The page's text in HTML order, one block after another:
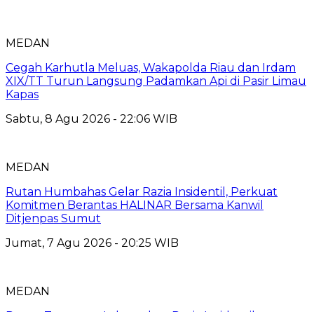
MEDAN
Cegah Karhutla Meluas, Wakapolda Riau dan Irdam
XIX/TT Turun Langsung Padamkan Api di Pasir Limau
Kapas
Sabtu, 8 Agu 2026 - 22:06 WIB
MEDAN
Rutan Humbahas Gelar Razia Insidentil, Perkuat
Komitmen Berantas HALINAR Bersama Kanwil
Ditjenpas Sumut
Jumat, 7 Agu 2026 - 20:25 WIB
MEDAN